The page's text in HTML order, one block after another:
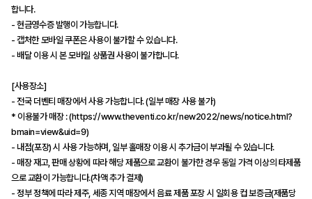
합니다.
- 현금영수증 발행이 가능합니다.
- 캡처한 모바일 쿠폰은 사용이 불가할 수 있습니다.
- 배달 이용 시 본 모바일 상품권 사용이 불가합니다.
[사용장소]
- 전국 더벤티 매장에서 사용 가능합니다. (일부 매장 사용 불가)
* 이용불가 매장 : (https://www.theventi.co.kr/new2022/news/notice.html?
bmain=view&uid=9)
- 내점(포장) 시 사용 가능하며, 일부 홀매장 이용 시 추가금이 부과될 수 있습니다.
- 매장 재고, 판매 상황에 따라 해당 제품으로 교환이 불가한 경우 동일 가격 이상의 타제품
으로 교환이 가능합니다.(차액 추가 결제)
- 정부 정책에 따라 제주, 세종 지역 매장에서 음료 제품 포장 시 일회용 컵 보증금(제품당